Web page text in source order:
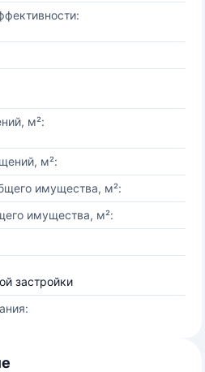
м²:
м²:
имущества, м²:
имущества, м²:
застройки